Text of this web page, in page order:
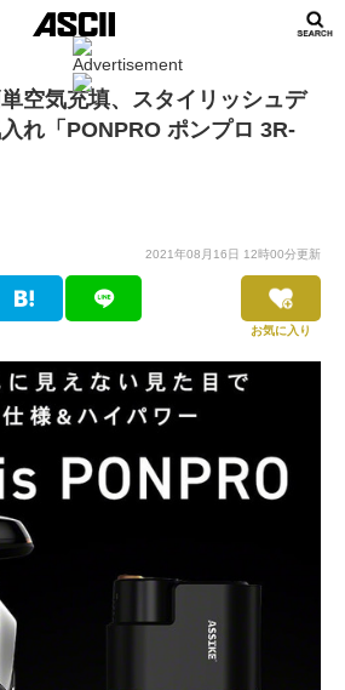
空気充填、スタイリッシュデ
れ「PONPRO ポンプロ 3R-
2021年08月16日 12時00分更新
お気に入り